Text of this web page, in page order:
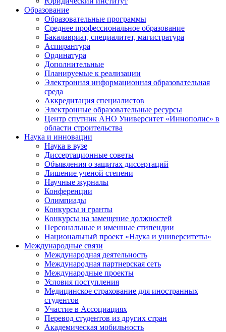
Образование
Образовательные программы
Среднее профессиональное образование
Бакалавриат, специалитет, магистратура
Аспирантура
Ординатура
Дополнительные
Планируемые к реализации
Электронная информационная образовательная
среда
Аккредитация специалистов
Электронные образовательные ресурсы
Центр спутник АНО Университет «Иннополис» в
области строительства
Наука и инновации
Наука в вузе
Диссертационные советы
Объявления о защитах диссертаций
Лишение ученой степени
Научные журналы
Конференции
Олимпиады
Конкурсы и гранты
Конкурсы на замещение должностей
Персональные и именные стипендии
Национальный проект «Наука и университеты»
Международные связи
Международная деятельность
Международная партнерская сеть
Международные проекты
Условия поступления
Медицинское страхование для иностранных
студентов
Участие в Ассоциациях
Перевод студентов из других стран
Академическая мобильность